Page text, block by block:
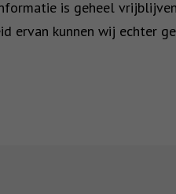
is geheel
ervan kunnen wij echter